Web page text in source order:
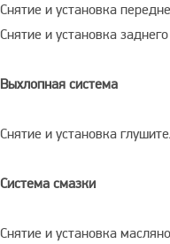
Снятие и установка
Снятие и установка
Выхлопная система
Снятие и установка
Система смазки
Снятие и установка